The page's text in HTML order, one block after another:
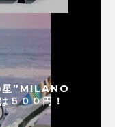
星”MILANO
５００円！